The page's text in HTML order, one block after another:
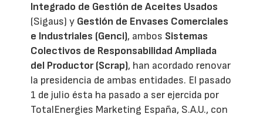
Integrado de Gestión de Aceites Usados
(Sigaus) y Gestión de Envases Comerciales
e Industriales (Genci), ambos Sistemas
Colectivos de Responsabilidad Ampliada
del Productor (Scrap), han acordado renovar
la presidencia de ambas entidades. El pasado
1 de julio ésta ha pasado a ser ejercida por
TotalEnergies Marketing España, S.A.U., con